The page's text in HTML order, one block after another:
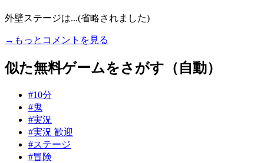
外壁ステージは...(省略されました)
→もっとコメントを見る
似た無料ゲームをさがす（自動）
#10分
#鬼
#実況
#実況 歓迎
#ステージ
#冒険